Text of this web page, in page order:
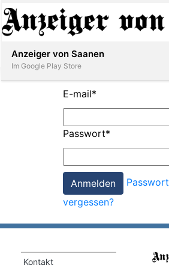
Abonnieren
E-mail*
Passwort*
Passwort
vergessen?
Kontakt
Anzeiger von Saanen
Im Google Play Store